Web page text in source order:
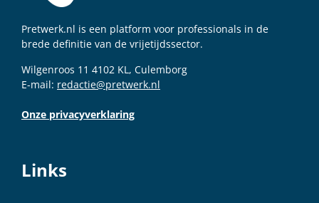
Pretwerk.nl is een platform voor professionals in de
brede definitie van de vrijetijdssector.
Wilgenroos 11 4102 KL, Culemborg
E-mail: redactie@pretwerk.nl
Onze privacyverklaring
Links